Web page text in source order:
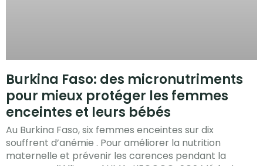
Burkina Faso: des micronutriments
pour mieux protéger les femmes
enceintes et leurs bébés
Au Burkina Faso, six femmes enceintes sur dix
souffrent d’anémie . Pour améliorer la nutrition
maternelle et prévenir les carences pendant la